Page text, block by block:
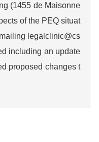
(1455 de Maisonne
of the PEQ situat
legalclinic@cs
including an update
proposed changes t